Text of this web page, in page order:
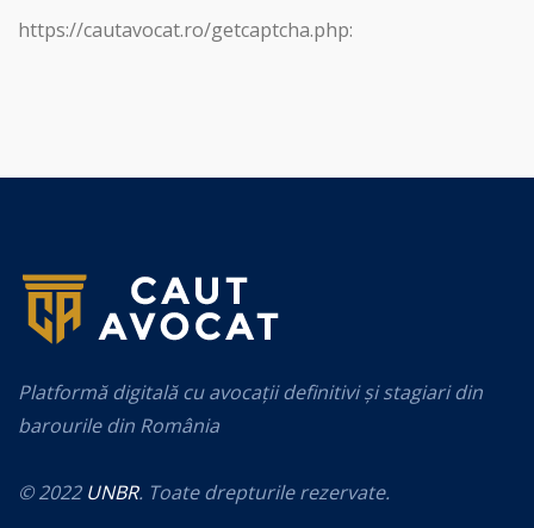
https://cautavocat.ro/getcaptcha.php:
Platformă digitală cu avocații definitivi și stagiari din
barourile din România
© 2022 UNBR. Toate drepturile rezervate.